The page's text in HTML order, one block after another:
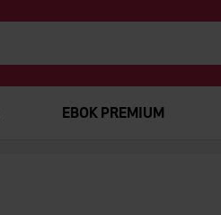
EBOK PREMIUM